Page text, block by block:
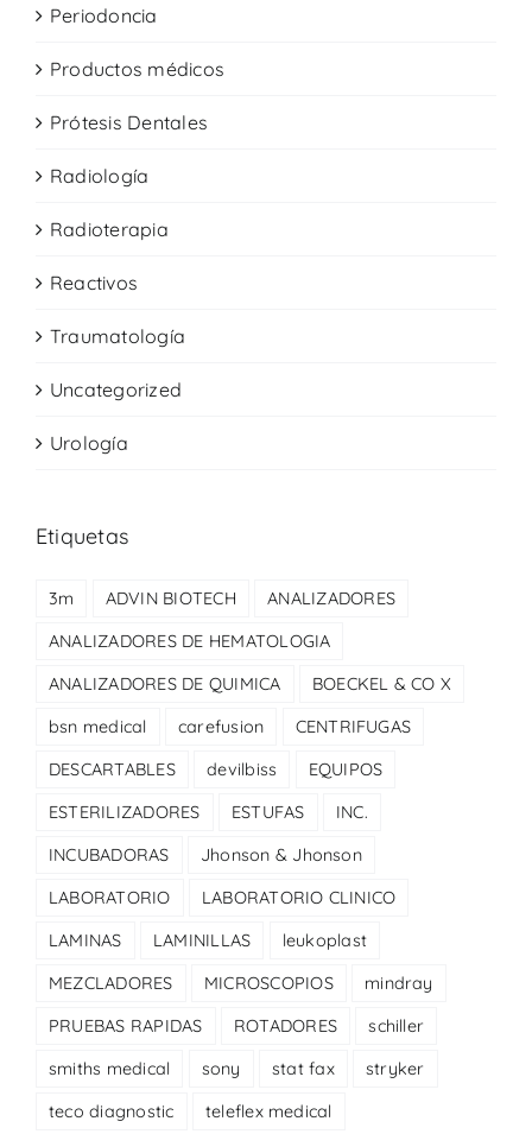
Periodoncia
Productos médicos
Prótesis Dentales
Radiología
Radioterapia
Reactivos
Traumatología
Uncategorized
Urología
Etiquetas
3m ADVIN BIOTECH
ANALIZADORES
ANALIZADORES DE HEMATOLOGIA
ANALIZADORES DE QUIMICA
BOECKEL & CO X
bsn medical
carefusion
CENTRIFUGAS
DESCARTABLES
devilbiss
EQUIPOS
ESTERILIZADORES
ESTUFAS
INC.
INCUBADORAS
Jhonson & Jhonson
LABORATORIO
LABORATORIO CLINICO
LAMINAS
LAMINILLAS
leukoplast
MEZCLADORES
MICROSCOPIOS
mindray
PRUEBAS RAPIDAS
ROTADORES
schiller
smiths medical
sony stat fax
stryker
teco diagnostic
teleflex medical